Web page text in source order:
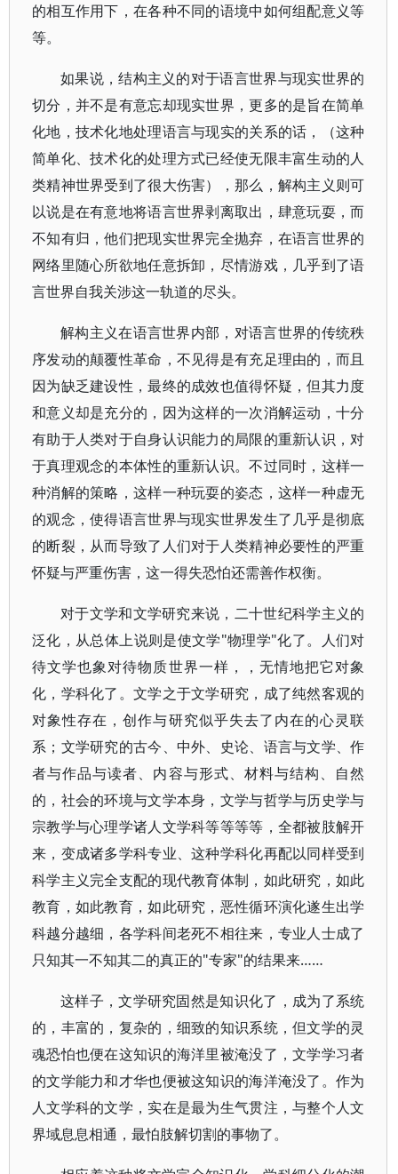
的相互作用下，在各种不同的语境中如何组配意义等
等。
如果说，结构主义的对于语言世界与现实世界的
切分，并不是有意忘却现实世界，更多的是旨在简单
化地，技术化地处理语言与现实的关系的话，（这种
简单化、技术化的处理方式已经使无限丰富生动的人
类精神世界受到了很大伤害），那么，解构主义则可
以说是在有意地将语言世界剥离取出，肆意玩耍，而
不知有归，他们把现实世界完全抛弃，在语言世界的
网络里随心所欲地任意拆卸，尽情游戏，几乎到了语
言世界自我关涉这一轨道的尽头。
解构主义在语言世界内部，对语言世界的传统秩
序发动的颠覆性革命，不见得是有充足理由的，而且
因为缺乏建设性，最终的成效也值得怀疑，但其力度
和意义却是充分的，因为这样的一次消解运动，十分
有助于人类对于自身认识能力的局限的重新认识，对
于真理观念的本体性的重新认识。不过同时，这样一
种消解的策略，这样一种玩耍的姿态，这样一种虚无
的观念，使得语言世界与现实世界发生了几乎是彻底
的断裂，从而导致了人们对于人类精神必要性的严重
怀疑与严重伤害，这一得失恐怕还需善作权衡。
对于文学和文学研究来说，二十世纪科学主义的
泛化，从总体上说则是使文学"物理学"化了。人们对
待文学也象对待物质世界一样，，无情地把它对象
化，学科化了。文学之于文学研究，成了纯然客观的
对象性存在，创作与研究似乎失去了内在的心灵联
系；文学研究的古今、中外、史论、语言与文学、作
者与作品与读者、内容与形式、材料与结构、自然
的，社会的环境与文学本身，文学与哲学与历史学与
宗教学与心理学诸人文学科等等等等，全都被肢解开
来，变成诸多学科专业、这种学科化再配以同样受到
科学主义完全支配的现代教育体制，如此研究，如此
教育，如此教育，如此研究，恶性循环演化遂生出学
科越分越细，各学科间老死不相往来，专业人士成了
只知其一不知其二的真正的"专家"的结果来……
这样子，文学研究固然是知识化了，成为了系统
的，丰富的，复杂的，细致的知识系统，但文学的灵
魂恐怕也便在这知识的海洋里被淹没了，文学学习者
的文学能力和才华也便被这知识的海洋淹没了。作为
人文学科的文学，实在是最为生气贯注，与整个人文
界域息息相通，最怕肢解切割的事物了。